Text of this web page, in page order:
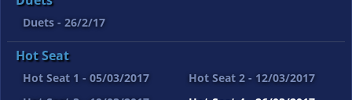
Duets - 26/2/17
Hot Seat
Hot Seat 1 - 05/03/2017
Hot Seat 2 - 12/03/2017